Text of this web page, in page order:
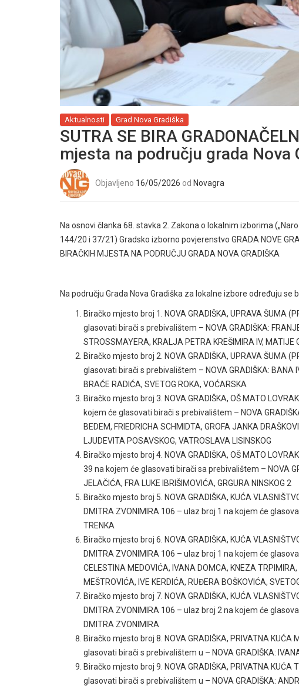
Aktualnosti Grad Nova Gradiška
SUTRA SE BIRA
mjesta na području grada Nova
Objavljeno 16/05/2026 od Novagra
Na osnovi članka 68. stavka 2. Zakona o lokalnim izborima
144/20 i 37/21) Gradsko izborno povjerenstvo GRADA NOVE
BIRAČKIH MJESTA NA PODRUČJU GRADA NOVA GRADIŠKA
Na području Grada Nova Gradiška za lokalne izbore određuju se
Biračko mjesto broj 1. NOVA GRADIŠKA, UPRAVA ŠUMA
glasovati birači s prebivalištem – NOVA GRADIŠKA:
STROSSMAYERA, KRALJA PETRA KREŠIMIRA IV, MATIJE
Biračko mjesto broj 2. NOVA GRADIŠKA, UPRAVA ŠUMA
glasovati birači s prebivalištem – NOVA GRADIŠKA: BANA
BRAĆE RADIĆA, SVETOG ROKA, VOĆARSKA
Biračko mjesto broj 3. NOVA GRADIŠKA, OŠ MATO
kojem će glasovati birači s prebivalištem – NOVA
BEDEM, FRIEDRICHA SCHMIDTA, GROFA JANKA
LJUDEVITA POSAVSKOG, VATROSLAVA LISINSKOG
Biračko mjesto broj 4. NOVA GRADIŠKA, OŠ MATO
39 na kojem će glasovati birači sa prebivalištem – NOVA
JELAČIĆA, FRA LUKE IBRIŠIMOVIĆA, GRGURA NINSKOG 2
Biračko mjesto broj 5. NOVA GRADIŠKA, KUĆA
DMITRA ZVONIMIRA 106 – ulaz broj 1 na kojem će
TRENKA
Biračko mjesto broj 6. NOVA GRADIŠKA, KUĆA
DMITRA ZVONIMIRA 106 – ulaz broj 1 na kojem će
CELESTINA MEDOVIĆA, IVANA DOMCA, KNEZA
MEŠTROVIĆA, IVE KERDIĆA, RUĐERA BOŠKOVIĆA,
Biračko mjesto broj 7. NOVA GRADIŠKA, KUĆA
DMITRA ZVONIMIRA 106 – ulaz broj 2 na kojem će
DMITRA ZVONIMIRA
Biračko mjesto broj 8. NOVA GRADIŠKA, PRIVATNA KUĆA
glasovati birači s prebivalištem u – NOVA GRADIŠKA:
Biračko mjesto broj 9. NOVA GRADIŠKA, PRIVATNA KUĆA
glasovati birači s prebivalištem u – NOVA GRADIŠKA: